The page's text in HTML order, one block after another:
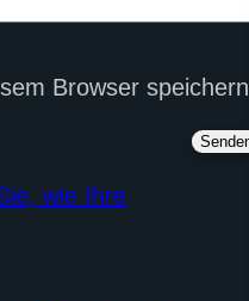
Browser
wie Ihre